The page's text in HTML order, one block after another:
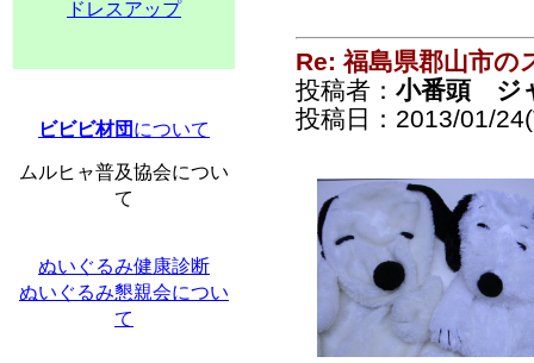
ドレスアップ
ビビビ材団 について
ムルヒャ普及協会につい
て
ぬいぐるみ健康診断
ぬいぐるみ懇親会につい
て
Re: 福島県郡山市の
投稿者： 小番頭 ジ
投稿日：2013/01/